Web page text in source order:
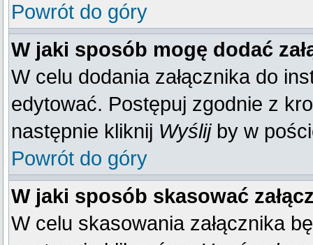
Powrót do góry
W jaki sposób mogę dodać
W celu dodania załącznika do
edytować. Postępuj zgodnie z
następnie kliknij Wyślijby w
Powrót do góry
W jaki sposób skasować
W celu skasowania załącznika